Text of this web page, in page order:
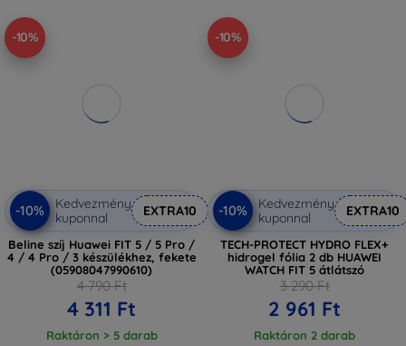
-10%
-10%
Kedvezmény
kuponnal
EXTRA10
Beline szíj Huawei FIT 5 / 5 Pro /
4 / 4 Pro / 3 készülékhez, fekete
(05908047990610)
4 790 Ft
4 311 Ft
Raktáron > 5 darab
-10%
-10%
Kedvezmény
kuponnal
EXTRA10
TECH-PROTECT HYDRO FLEX+
hidrogel fólia 2 db HUAWEI
WATCH FIT 5 átlátszó
3 290 Ft
2 961 Ft
Raktáron 2 darab